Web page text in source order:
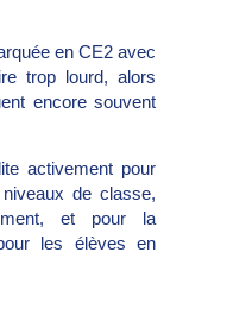
en CE2 avec
trop lourd, alors
encore souvent
activement pour
de classe,
et pour la
les élèves en